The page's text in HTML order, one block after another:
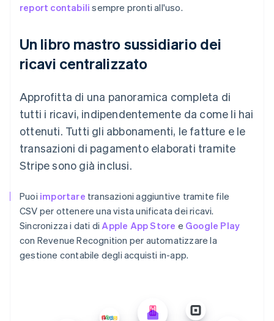
report contabili sempre pronti all'uso.
Un libro mastro sussidiario dei
ricavi centralizzato
Approfitta di una panoramica completa di
tutti i ricavi, indipendentemente da come li hai
ottenuti. Tutti gli abbonamenti, le fatture e le
transazioni di pagamento elaborati tramite
Stripe sono già inclusi.
Puoi importare transazioni aggiuntive tramite file
CSV per ottenere una vista unificata dei ricavi.
Sincronizza i dati diApple App Store e Google Play
con Revenue Recognition per automatizzare la
gestione contabile degli acquisti in-app.